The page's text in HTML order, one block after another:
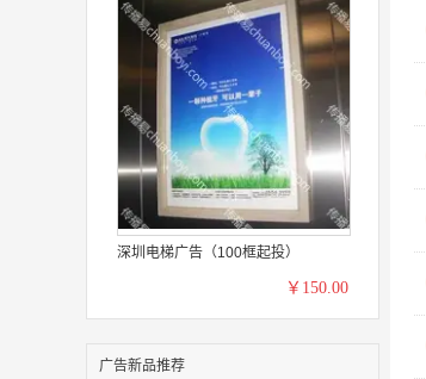
深圳电梯广告（100框起投）
￥150.00
广告新品推荐